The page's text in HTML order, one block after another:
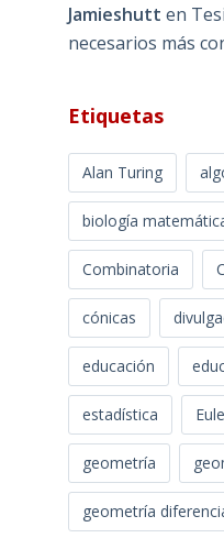
Jamieshutt en
necesarios más
Etiquetas
Alan Turing
biología
Combinatoria
cónicas
educación
estadística
geometría
geometría